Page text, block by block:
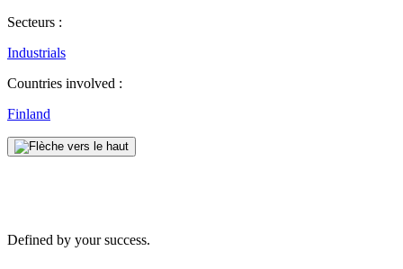
Secteurs :
Industrials
Countries involved :
Finland
Defined by your success.